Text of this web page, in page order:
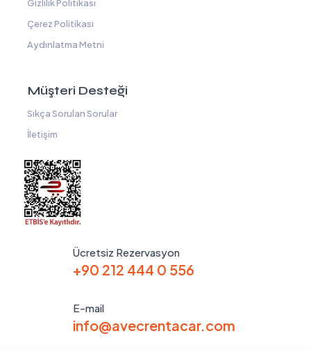
Gizlilik Politikası
Çerez Politikası
Aydınlatma Metni
Müşteri Desteği
Sıkça Sorulan Sorular
İletişim
Ücretsiz Rezervasyon
+90 212 444 0 556
E-mail
info@avecrentacar.com